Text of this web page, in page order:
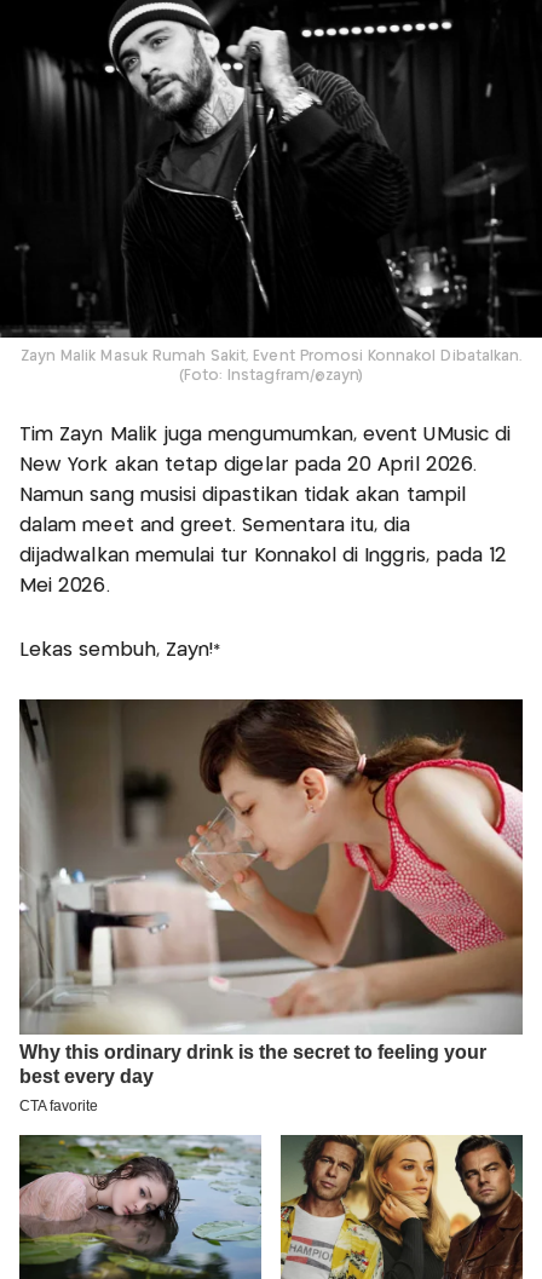
Zayn Malik Masuk Rumah Sakit, Event Promosi Konnakol Dibatalkan.
(Foto: Instagfram/@zayn)
Tim Zayn Malik juga mengumumkan, event UMusic di
New York akan tetap digelar pada 20 April 2026.
Namun sang musisi dipastikan tidak akan tampil
dalam meet and greet. Sementara itu, dia
dijadwalkan memulai tur Konnakol di Inggris, pada 12
Mei 2026.
Lekas sembuh, Zayn!*